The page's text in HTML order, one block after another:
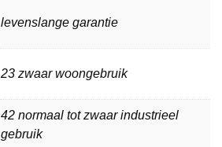
levenslange garantie
23 zwaar woongebruik
42 normaal tot zwaar industrieel
gebruik